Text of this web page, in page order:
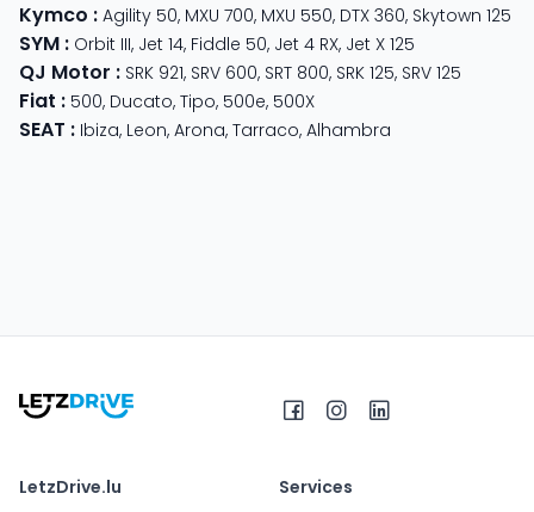
Kymco : Agility 50, MXU 700, MXU 550, DTX 360, Skytown 125
SYM : Orbit III, Jet 14, Fiddle 50, Jet 4 RX, Jet X 125
QJ Motor : SRK 921, SRV 600, SRT 800, SRK 125, SRV 125
Fiat : 500, Ducato, Tipo, 500e, 500X
SEAT : Ibiza, Leon, Arona, Tarraco, Alhambra
LetzDrive.lu
Services